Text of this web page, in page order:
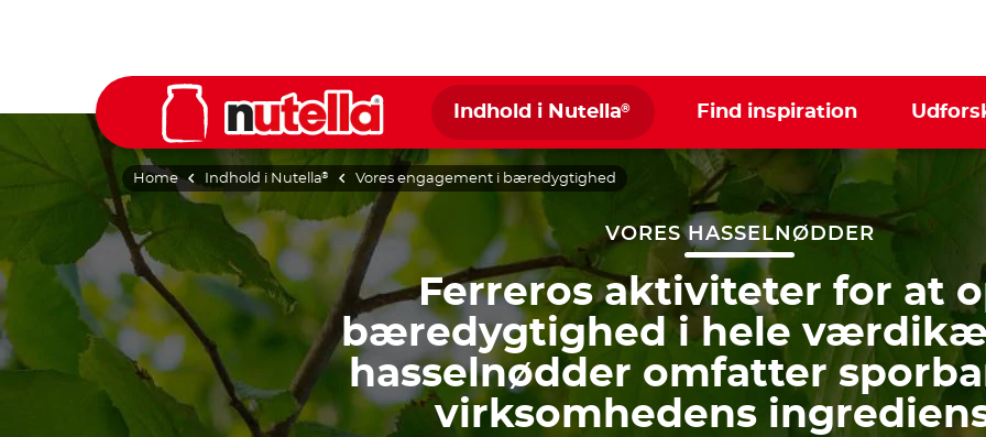
Indhold i Nutella® Find inspiration
Home Indhold i Nutella® Vores engagement i bæredygtighed
VORES HASSELNØDDER
Ferreros aktiviteter for at
bæredygtighed i hele
hasselnødder omfatter
virksomhedens